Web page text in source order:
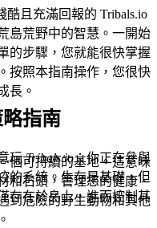
酷且充滿回報的 Tribals.io
島荒野中的智慧。一開始
的步驟，您就能很快掌握
按照本指南操作，您很快
長。
個可持續的基地。這意味
和石頭，管理您的健康、
到危險的野生動物和其他
指南
玩Tribals.io；你正在參與
的系統。生存是基礎，但
存在於島上，進而控制其